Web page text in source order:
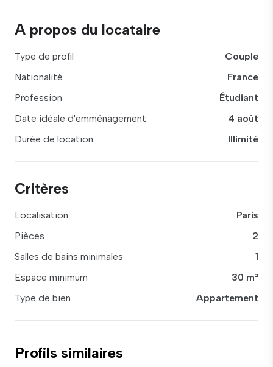
A propos du locataire
Type de profil
Couple
Nationalité
France
Profession
Étudiant
Date idéale d'emménagement
4 août
Durée de location
Illimité
Critères
Localisation
Paris
Pièces
2
Salles de bains minimales
1
Espace minimum
30 m²
Type de bien
Appartement
Profils similaires